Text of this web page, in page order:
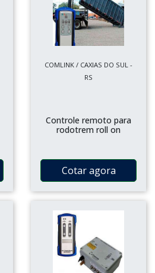
COMLINK / CAXIAS DO SUL -
RS
Controle remoto para
rodotrem roll on
Cotar agora